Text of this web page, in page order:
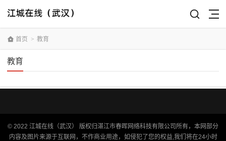
首页 > 教育
教育
© 2022 江城在线（武汉）
版权归湛江市春晖网络科技有限公司所有，本网部分
内容及图片来源于互联网，不作商业用途，如侵犯了您的权益,我们将在24小时